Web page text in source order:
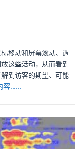
移动和屏幕滚动、调
这些活动，从而看到
到访客的期望、可能
......